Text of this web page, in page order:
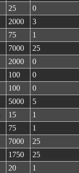
25
0
2000
3
75
1
7000
25
2000
0
100
0
100
0
5000
5
15
1
75
1
7000
25
1750
25
20
1